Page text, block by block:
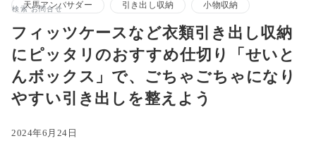
検索 お問合せ
天馬アンバサダー 引き出し収納 小物収納
フィッツケースなど衣類引き出し収納
にピッタリのおすすめ仕切り「せいと
んボックス」で、ごちゃごちゃになり
やすい引き出しを整えよう
2024年6月24日